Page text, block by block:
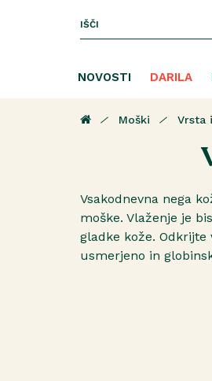
NOVOSTI DARILA
Moški Vrsta
Vsakodnevna nega
moške. Vlaženje je
gladke kože.
usmerjeno in